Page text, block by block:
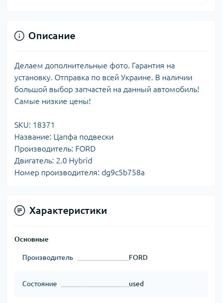
Описание
Делаем дополнительные фото. Гарантия на
установку. Отправка по всей Украине. В наличии
большой выбор запчастей на данный автомобиль!
Самые низкие цены!
SKU: 18371
Название: Цапфа подвески
Производитель: FORD
Двигатель: 2.0 Hybrid
Номер производителя: dg9c5b758a
Характеристики
Основные
Производитель FORD
Состояние used